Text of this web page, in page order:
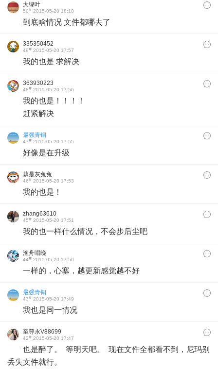
大绿叶
50# 2015-05-20 18:10
到底啥情况 文件都哪去了
335350452
49# 2015-05-20 17:57
我的也是 求解决
363930223
48# 2015-05-20 17:56
我的也是！！！！
赶紧解决
最强青铜
47# 2015-05-20 17:55
好像是在升级
藕是灰兔兔
46# 2015-05-20 17:53
我的也是！
zhang63610
45# 2015-05-20 17:51
我的也一样什么情况，不会步后尘吧
渔舟唱晚
44# 2015-05-20 17:50
一样的，心塞，越更新感觉越不好
最强青铜
43# 2015-05-20 17:49
我也是同一情况
至尊永V88699
42# 2015-05-20 17:47
也是醉了。 等明天吧。 现在文件全都看不到，尼玛别
丢失文件就行。